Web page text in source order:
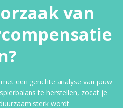
van
een gerichte analyse van jouw
te herstellen, zodat je
sterk wordt.